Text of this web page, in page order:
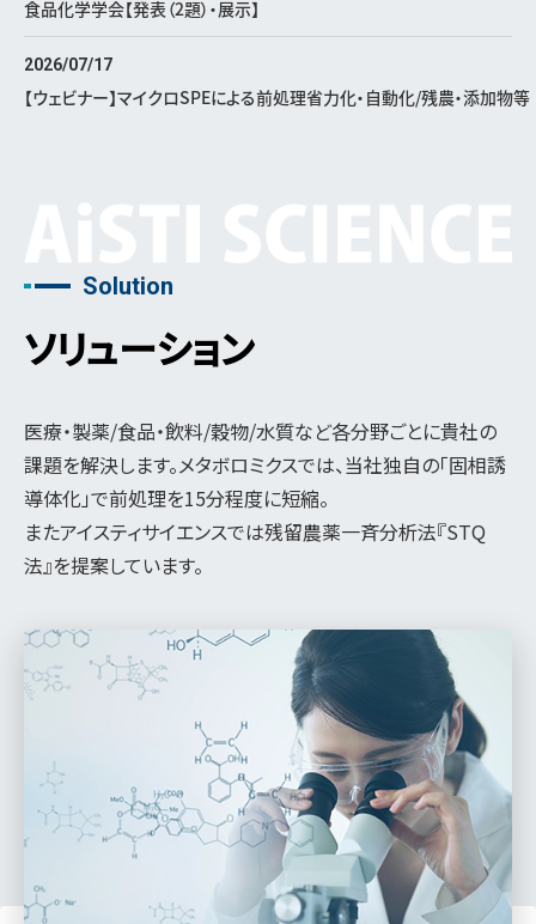
食品化学学会【発表（2題）・展示】
2026/07/17
【ウェビナー】マイクロSPEによる前処理省力化・自動化/残農・添加物等
Solution
ソリューション
医療・製薬/食品・飲料/穀物/水質など各分野ごとに貴社の
課題を解決します。メタボロミクスでは、当社独自の「固相誘
導体化」で前処理を15分程度に短縮。
またアイスティサイエンスでは残留農薬一斉分析法『STQ
法』を提案しています。